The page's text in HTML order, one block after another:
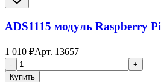
ADS1115 модуль Raspberry Pi
1 010 ₽Арт. 13657
-
+
Купить